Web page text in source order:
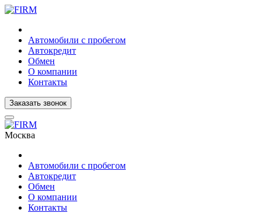
Автомобили с пробегом
Автокредит
Обмен
О компании
Контакты
Заказать звонок
Москва
Автомобили с пробегом
Автокредит
Обмен
О компании
Контакты